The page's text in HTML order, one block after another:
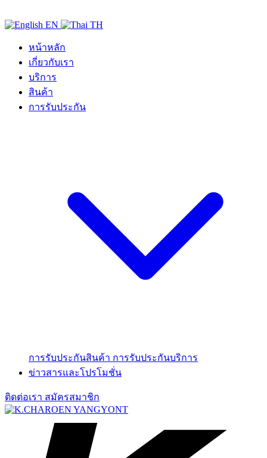
EN TH
หน้าหลัก
เกี่ยวกับเรา
บริการ
สินค้า
การรับประกัน
การรับประกันสินค้า การรับประกันบริการ
ข่าวสารและโปรโมชั่น
ติดต่อเรา สมัครสมาชิก